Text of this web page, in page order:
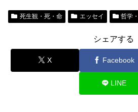
死生観・死・命 エッセイ 哲学
シェアする
X Facebook
LINE